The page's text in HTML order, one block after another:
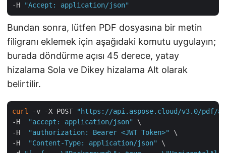
-H
"Accept: application/json"
Bundan sonra, lütfen PDF dosyasına bir metin
filigranı eklemek için aşağıdaki komutu uygulayın;
burada döndürme açısı 45 derece, yatay
hizalama Sola ve Dikey hizalama Alt olarak
belirtilir.
curl -v -X POST
"https://api.aspose.cloud/v3.0/pdf/
-H
"accept: application/json"
\
-H
"authorization: Bearer <JWT Token>"
\
-H
"Content-Type: application/json"
\